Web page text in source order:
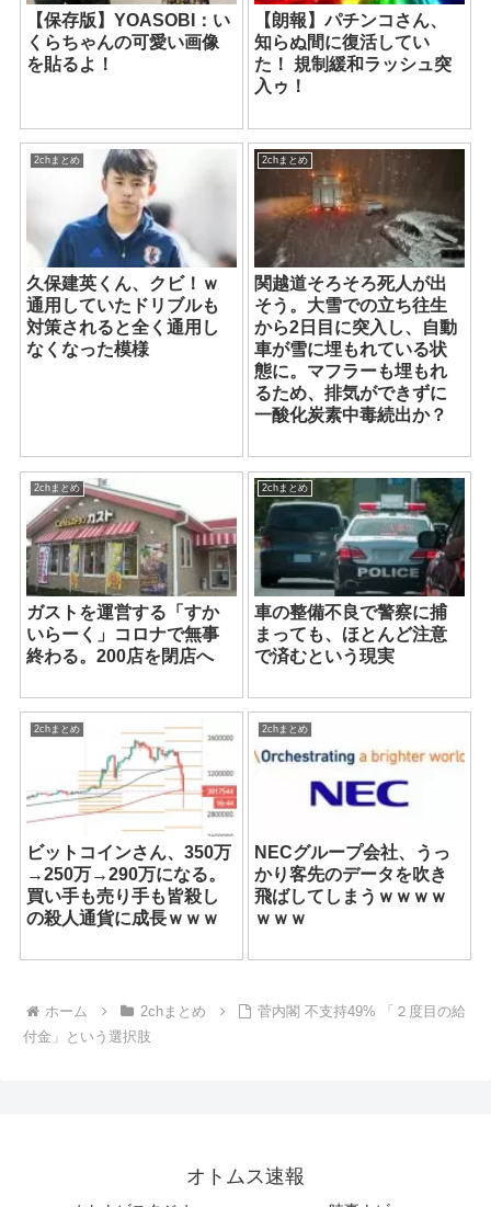
【保存版】YOASOBI：い
くらちゃんの可愛い画像
を貼るよ！
【朗報】パチンコさん、
知らぬ間に復活してい
た！ 規制緩和ラッシュ突
入ゥ！
2chまとめ
久保建英くん、クビ！ｗ
通用していたドリブルも
対策されると全く通用し
なくなった模様
2chまとめ
関越道そろそろ死人が出
そう。大雪での立ち往生
から2日目に突入し、自動
車が雪に埋もれている状
態に。マフラーも埋もれ
るため、排気ができずに
一酸化炭素中毒続出か？
2chまとめ
ガストを運営する「すか
いらーく」コロナで無事
終わる。200店を閉店へ
2chまとめ
車の整備不良で警察に捕
まっても、ほとんど注意
で済むという現実
2chまとめ
ビットコインさん、350万
→250万→290万になる。
買い手も売り手も皆殺し
の殺人通貨に成長ｗｗｗ
2chまとめ
NECグループ会社、うっ
かり客先のデータを吹き
飛ばしてしまうｗｗｗｗ
ｗｗｗ
ホーム 2chまとめ
菅内閣 不支持49% 「２度目の給
付金」という選択肢
オトムス速報